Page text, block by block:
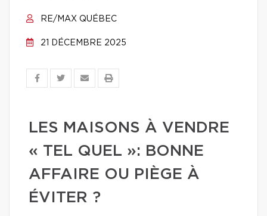
RE/MAX QUÉBEC
21 DÉCEMBRE 2025
LES MAISONS À VENDRE
« TEL QUEL »: BONNE
AFFAIRE OU PIÈGE À
ÉVITER ?